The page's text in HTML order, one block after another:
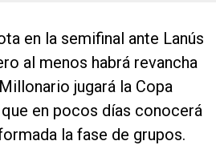
en la semifinal ante Lanús
al menos habrá revancha
jugará la Copa
en pocos días conocerá
la fase de grupos.